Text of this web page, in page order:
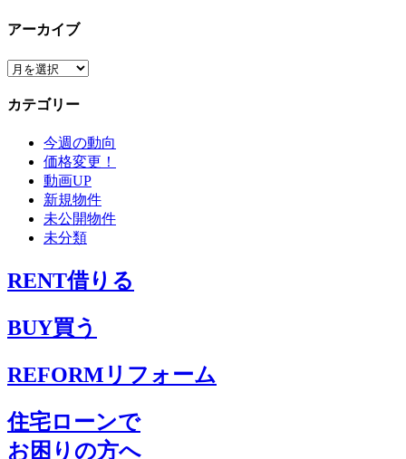
アーカイブ
ア
カ
カテゴリー
今週の動向
価格変更！
動画UP
新規物件
未公開物件
未分類
RENT借りる
BUY買う
REFORM リフォーム
住宅ローンで
お困りの方へ